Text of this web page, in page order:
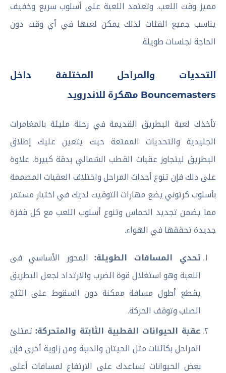
مميز وقت اللعب. وتعتمد اللعبة على أسلوب سريع وخفيف
يناسب جميع الفئات لذلك يمكن لعبها في أي وقت دون
الحاجة لجلسات طويلة.
التحديات والمراحل المختلفة داخل
Bouncemasters مهكرة للاندرويد
تأخذك لعبة البطريق القديمة في رحلة مليئة بالمغامرات
الجليدية والتحديات الممتعة حيث يتعين عليك إطلاق
البطريق ليتجاوز عقبات القطب الشمالي بدقة كبيرة. علاوة
على ذلك فإن تنوع أحداث المراحل واختلاف العقبات المصممة
بأسلوب كرتوني يضع مهارات التوقيت لديك في اختبار مستمر
مما يضمن تجديد الحماس وتنوع أسلوب اللعب مع كل قفزة
جديدة تحققها في الهواء.
تحدي المسافات الطويلة:المحور الأساسي فى
اللعبة وهو استغلال قوة الضرب والارتداد لجعل البطريق
يقطع أطول مسافة ممكنة دون السقوط على الثلج
الصلب وتوقف الحركة.
عقبة الحيوانات القطبية الثابتة والمتحركة: تمتلئ
المراحل بكائنات مثل الحيتان والدببة ومن زاوية أخرى فإن
بعض الحيوانات تساعدك على الارتفاع لمسافات أعلى